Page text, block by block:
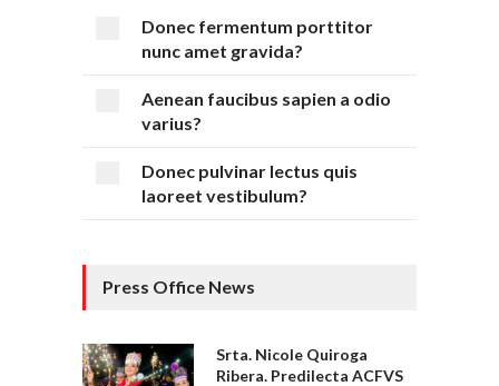
Donec fermentum porttitor
nunc amet gravida?
Aenean faucibus sapien a odio
varius?
Donec pulvinar lectus quis
laoreet vestibulum?
Press Office News
Srta. Nicole Quiroga
Ribera. Predilecta ACFVS